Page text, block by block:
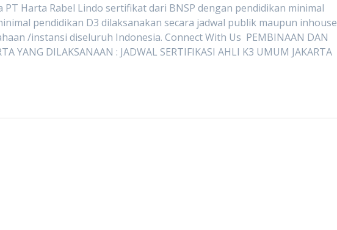
PT Harta Rabel Lindo sertifikat dari BNSP dengan pendidikan minimal
pendidikan D3 dilaksanakan secara jadwal publik maupun inhouse
/instansi diseluruh Indonesia. Connect With Us PEMBINAAN DAN
YANG DILAKSANAAN : JADWAL SERTIFIKASI AHLI K3 UMUM JAKARTA